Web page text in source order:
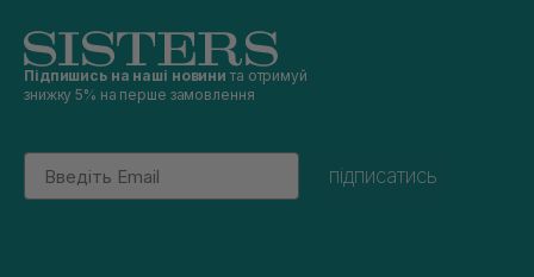
Підпишись на наші новини та отримуй
знижку 5% на перше замовлення
Email
підписатись